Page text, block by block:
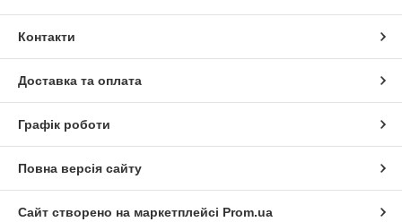
Контакти
Доставка та оплата
Графік роботи
Повна версія сайту
Сайт створено на маркетплейсі Prom.ua